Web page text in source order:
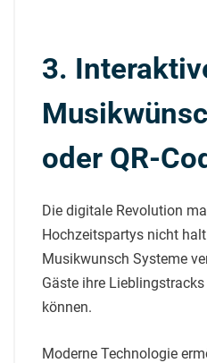
3.
oder QR-
Die digitale Revolution
Hochzeitspartys nicht
Musikwunsch Systeme
Gäste ihre
können.
Moderne Technologie